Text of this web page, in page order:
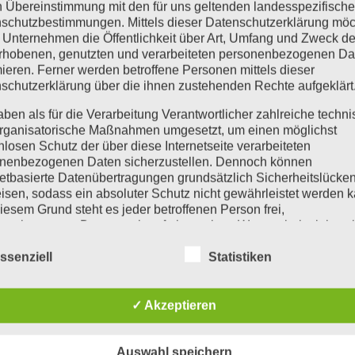
Übereinstimmung mit den für uns geltenden
Mittels dieser Datenschutzerklärung
Unternehmen die Öffentlichkeit über Art, Umfang und Zweck
genutzten und verarbeiteten personenbezogenen
Ferner werden betroffene Personen mittels dieser
über die ihnen zustehenden Rechte
als für die Verarbeitung Verantwortlicher zahlreiche
Maßnahmen umgesetzt, um einen möglichst
Schutz der über diese Internetseite verarbeiteten
Daten sicherzustellen. Dennoch können
Datenübertragungen grundsätzlich Sicherheitslücken
sodass ein absoluter Schutz nicht gewährleistet werden
Grund steht es jeder betroffenen Person frei,
Daten auch auf alternativen Wegen,
beruht auf den Begrifflichkeiten, die durch
Richtlinien- und Verordnungsgeber beim Erlass der
soll sowohl für die Öffentlichkeit als auch für
Statistiken
✓ Akzeptieren
Auswahl speichern